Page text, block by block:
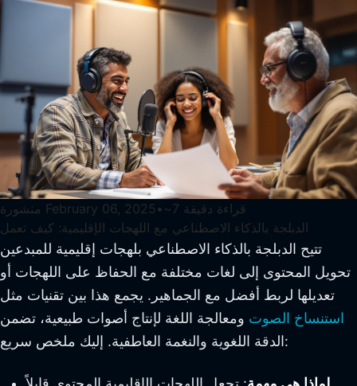
منشورة February 06, 2025 • ~ 7 قراءة دقيقة
الدبلجة بالذكاء الاصطناعي مع اللهجات الإقليمية: كيف تعمل
تتيح الدبلجة بالذكاء الاصطناعي بلهجات إقليمية للمبدعين
تحويل المحتوى إلى لغات مختلفة مع الحفاظ على اللهجات أو
تعديلها لربط أفضل مع الجماهير. يجمع هذا بين تقنيات مثل
استنساخ الصوت ومعالجة اللغة لإنتاج أصوات طبيعية، تضمن
الدقة اللغوية والنغمة العاطفية. إليك ملخص سريع: